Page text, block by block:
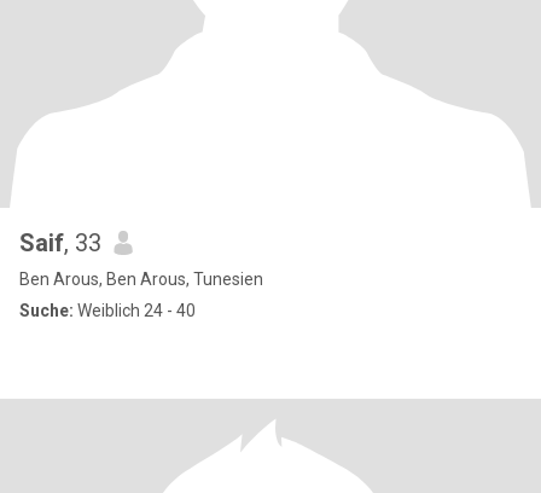
Saif, 33
Ben Arous, Ben Arous, Tunesien
Suche: Weiblich 24 - 40